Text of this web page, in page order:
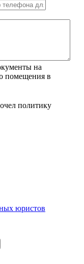
на
помещения в
политику
юристов